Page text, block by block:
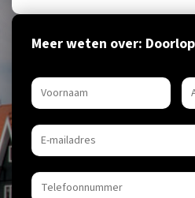
Meer weten over: